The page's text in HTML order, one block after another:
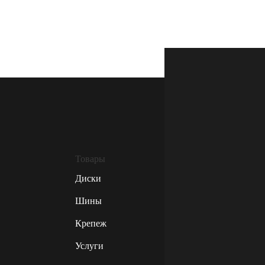
Товары
Диски
Шины
Крепеж
Услуги